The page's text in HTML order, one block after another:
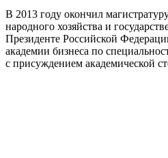
В 2013 году окончил
народного хозяйства и
Президенте Российской
академии бизнеса по
с присуждением академической